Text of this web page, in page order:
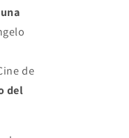
de
del